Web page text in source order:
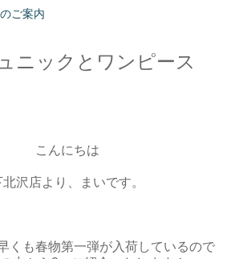
ご案内
ニックとワンピース
こんにちは
北沢店より、まいです。
くも春物第一弾が入荷しているので